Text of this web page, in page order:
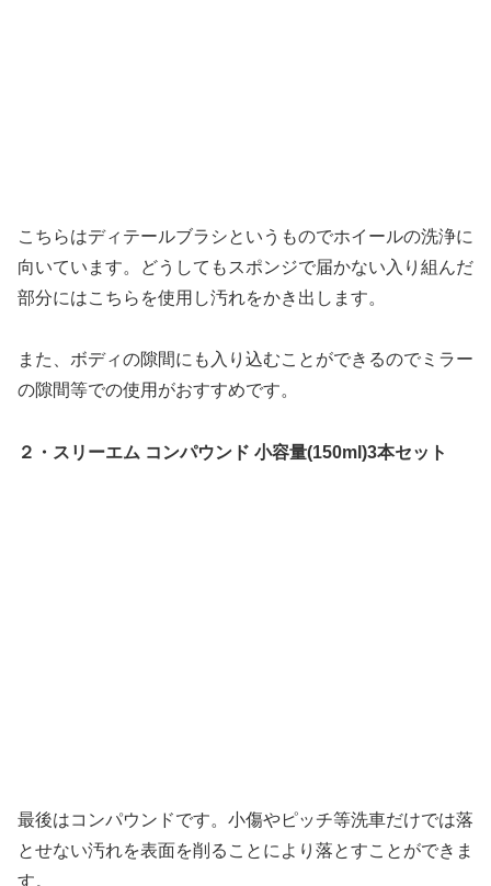
こちらはディテールブラシというものでホイールの洗浄に
向いています。どうしてもスポンジで届かない入り組んだ
部分にはこちらを使用し汚れをかき出します。
また、ボディの隙間にも入り込むことができるのでミラー
の隙間等での使用がおすすめです。
２・スリーエム コンパウンド 小容量(150ml)3本セット
最後はコンパウンドです。小傷やピッチ等洗車だけでは落
とせない汚れを表面を削ることにより落とすことができま
す。